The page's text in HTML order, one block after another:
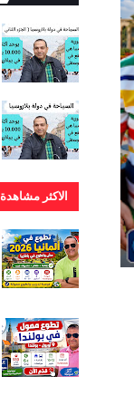
الاكثر مشاهدة